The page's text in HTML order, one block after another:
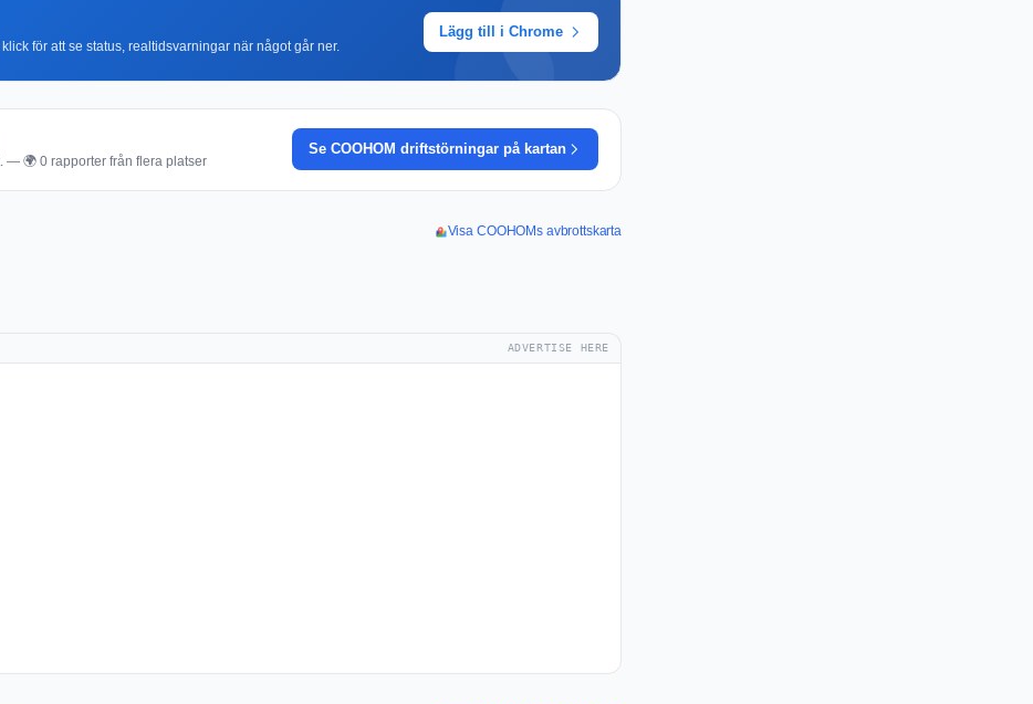
för att se status, realtidsvarningar när något går ner.
Lägg till i Chrome
— 🌍 0 rapporter från flera platser
Se COOHOM driftstörningar på kartan
Visa COOHOMs avbrottskarta
ADVERTISE HERE